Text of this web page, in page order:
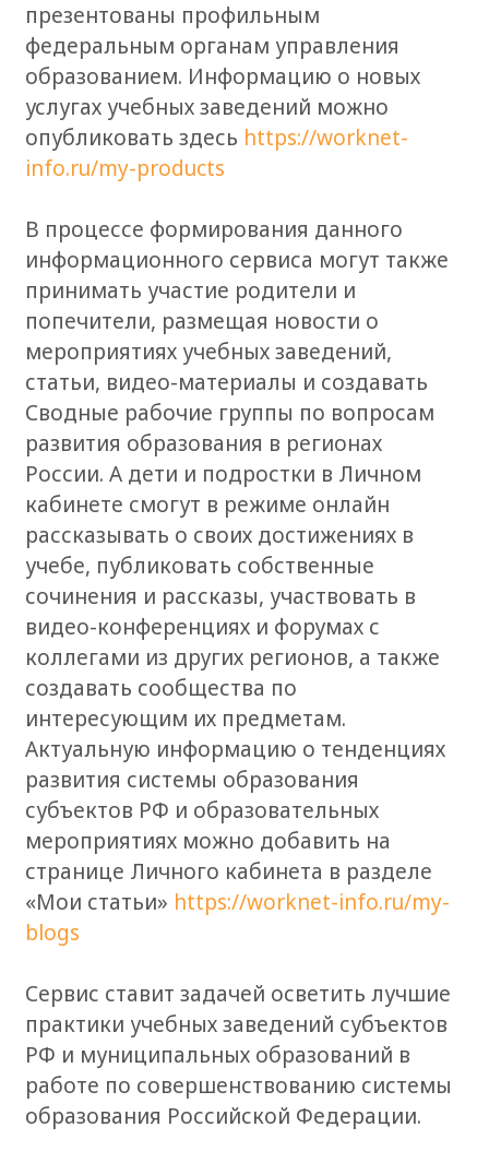
презентованы профильным
федеральным органам управления
образованием. Информацию о новых
услугах учебных заведений можно
опубликовать здесь https://worknet-
info.ru/my-products
В процессе формирования данного
информационного сервиса могут также
принимать участие родители и
попечители, размещая новости о
мероприятиях учебных заведений,
статьи, видео-материалы и создавать
Сводные рабочие группы по вопросам
развития образования в регионах
России. А дети и подрoстки в Личном
кабинете смогут в режиме онлайн
рассказывать о своих достижениях в
учебе, публиковать собственные
сочинения и рассказы, участвовать в
видео-конференциях и форумах с
коллегами из других регионов, а также
создавать сообщества по
интересующим их предметам.
Актуальную информацию о тенденциях
развития системы образования
субъектов РФ и образовательных
мероприятиях можно добавить на
странице Личного кабинета в разделе
«Мои статьи» https://worknet-info.ru/my-
blogs
Сервис ставит задачей осветить лучшие
практики учебных заведений субъектов
РФ и муниципальных образований в
работе по совершенствованию системы
образования Российской Федерации.